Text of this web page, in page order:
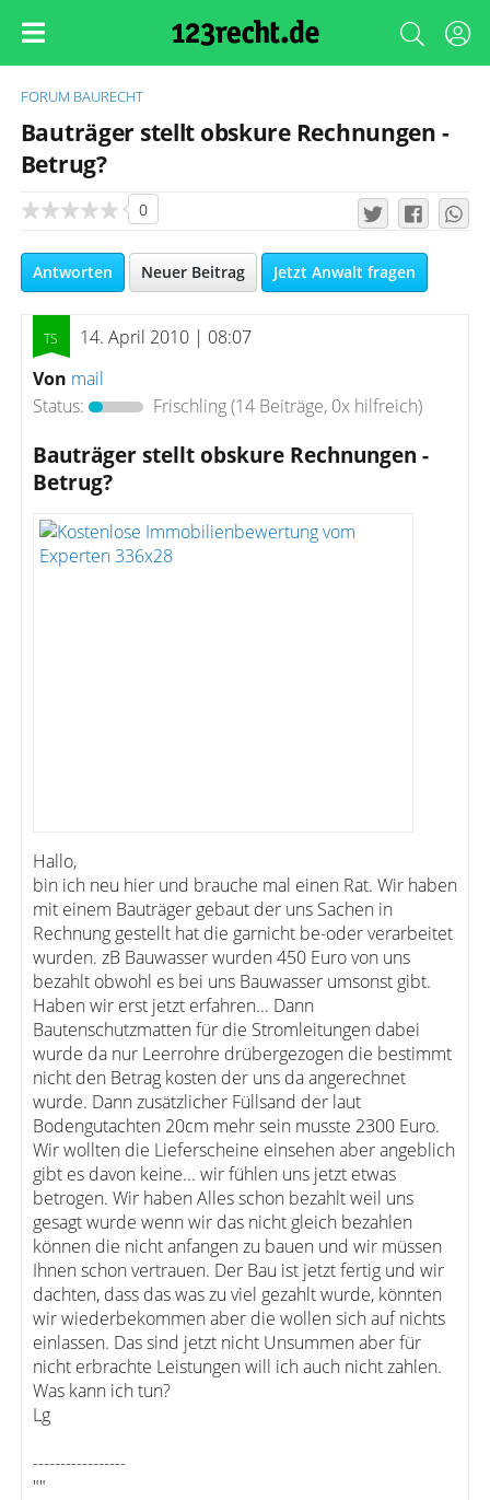
FORUM BAURECHT
Bauträger stellt obskure Rechnungen -
Betrug?
0
Antworten Neuer Beitrag Jetzt Anwalt fragen
14. April 2010 | 08:07
Von mail
Status:
Frischling(14 Beiträge, 0x hilfreich)
Bauträger stellt obskure Rechnungen -
Betrug?
Hallo,
bin ich neu hier und brauche mal einen Rat. Wir haben
mit einem Bauträger gebaut der uns Sachen in
Rechnung gestellt hat die garnicht be-oder verarbeitet
wurden. zB Bauwasser wurden 450 Euro von uns
bezahlt obwohl es bei uns Bauwasser umsonst gibt.
Haben wir erst jetzt erfahren... Dann
Bautenschutzmatten für die Stromleitungen dabei
wurde da nur Leerrohre drübergezogen die bestimmt
nicht den Betrag kosten der uns da angerechnet
wurde. Dann zusätzlicher Füllsand der laut
Bodengutachten 20cm mehr sein musste 2300 Euro.
Wir wollten die Lieferscheine einsehen aber angeblich
gibt es davon keine... wir fühlen uns jetzt etwas
betrogen. Wir haben Alles schon bezahlt weil uns
gesagt wurde wenn wir das nicht gleich bezahlen
können die nicht anfangen zu bauen und wir müssen
Ihnen schon vertrauen. Der Bau ist jetzt fertig und wir
dachten, dass das was zu viel gezahlt wurde, könnten
wir wiederbekommen aber die wollen sich auf nichts
einlassen. Das sind jetzt nicht Unsummen aber für
nicht erbrachte Leistungen will ich auch nicht zahlen.
Was kann ich tun?
Lg
-----------------
""